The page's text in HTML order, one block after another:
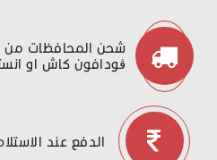
شحن المحافظات من
ڤودافون كاش او
الدفع عند